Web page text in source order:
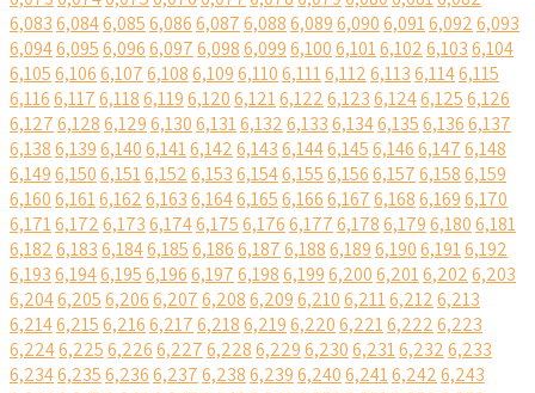
6,0836,0846,0856,0866,0876,0886,0896,0906,0916,0926,093
6,0946,0956,0966,0976,0986,0996,1006,1016,1026,1036,104
6,1056,1066,1076,1086,1096,1106,1116,1126,1136,1146,115
6,1166,1176,1186,1196,1206,1216,1226,1236,1246,1256,126
6,1276,1286,1296,1306,1316,1326,1336,1346,1356,1366,137
6,1386,1396,1406,1416,1426,1436,1446,1456,1466,1476,148
6,1496,1506,1516,1526,1536,1546,1556,1566,1576,1586,159
6,1606,1616,1626,1636,1646,1656,1666,1676,1686,1696,170
6,1716,1726,1736,1746,1756,1766,1776,1786,1796,1806,181
6,1826,1836,1846,1856,1866,1876,1886,1896,1906,1916,192
6,1936,1946,1956,1966,1976,1986,1996,2006,2016,2026,203
6,2046,2056,2066,2076,2086,2096,2106,2116,2126,213
6,2146,2156,2166,2176,2186,2196,2206,2216,2226,223
6,2246,2256,2266,2276,2286,2296,2306,2316,2326,233
6,2346,2356,2366,2376,2386,2396,2406,2416,2426,243